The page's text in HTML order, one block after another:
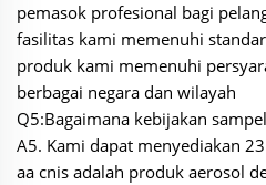
pemasok profesional bagi
fasilitas kami memenuhi
produk kami memenuhi
berbagai negara dan wilayah
Q5:Bagaimana kebijakan
A5. Kami dapat menyediakan
aa cnis adalah produk aerosol